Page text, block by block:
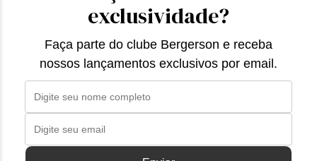
exclusividade?
Faça parte do clube Bergerson e receba
nossos lançamentos exclusivos por email.